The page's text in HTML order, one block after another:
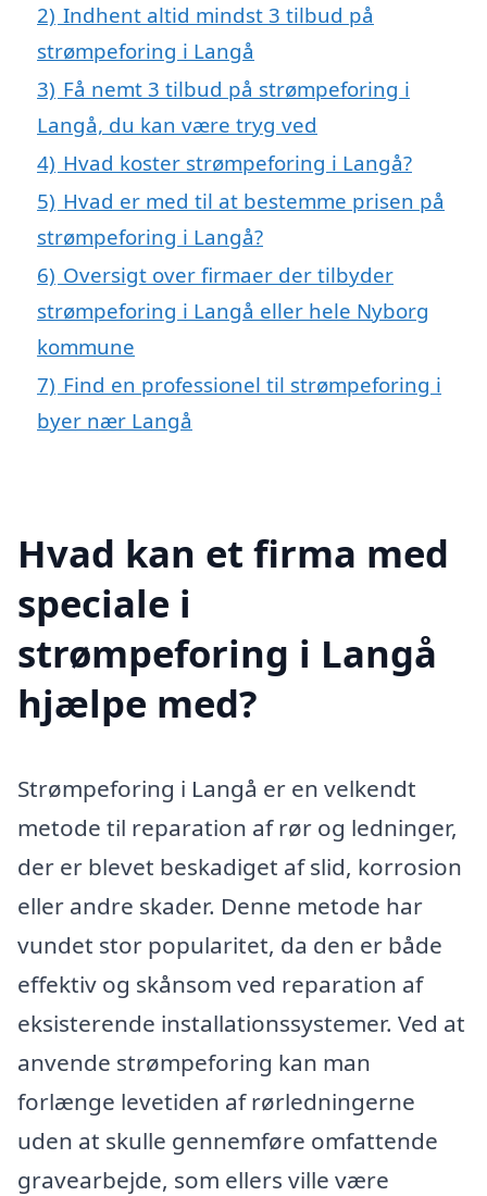
2) Indhent altid mindst 3 tilbud på
strømpeforing i Langå
3) Få nemt 3 tilbud på strømpeforing i
Langå, du kan være tryg ved
4) Hvad koster strømpeforing i Langå?
5) Hvad er med til at bestemme prisen på
strømpeforing i Langå?
6) Oversigt over firmaer der tilbyder
strømpeforing i Langå eller hele Nyborg
kommune
7) Find en professionel til strømpeforing i
byer nær Langå
Hvad kan et firma med
speciale i
strømpeforing i Langå
hjælpe med?
Strømpeforing i Langå er en velkendt
metode til reparation af rør og ledninger,
der er blevet beskadiget af slid, korrosion
eller andre skader. Denne metode har
vundet stor popularitet, da den er både
effektiv og skånsom ved reparation af
eksisterende installationssystemer. Ved at
anvende strømpeforing kan man
forlænge levetiden af rørledningerne
uden at skulle gennemføre omfattende
gravearbejde, som ellers ville være